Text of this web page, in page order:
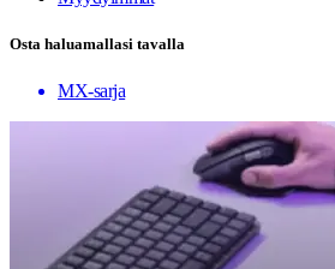
Osta haluamallasi tavalla
MX-sarja